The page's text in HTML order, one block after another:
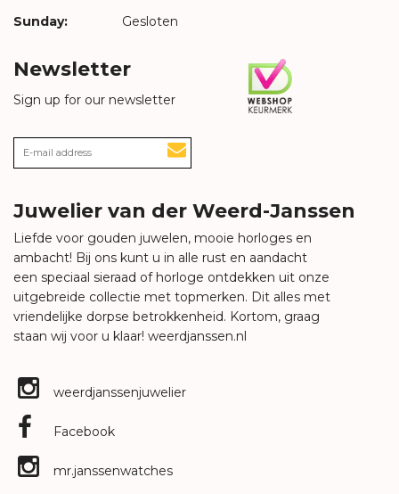
Sunday: Gesloten
Newsletter
Sign up for our newsletter
Juwelier van der Weerd-Janssen
Liefde voor gouden juwelen, mooie horloges en
ambacht! Bij ons kunt u in alle rust en aandacht
een speciaal sieraad of horloge ontdekken uit onze
uitgebreide collectie met topmerken. Dit alles met
vriendelijke dorpse betrokkenheid. Kortom, graag
staan wij voor u klaar! weerdjanssen.nl
weerdjanssenjuwelier
Facebook
mr.janssenwatches